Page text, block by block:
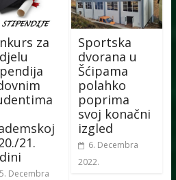
za
21.
Decembra
Sportska
dvorana u
Šćipama
polahko
poprima
svoj konačni
izgled
6. Decembra
2022.